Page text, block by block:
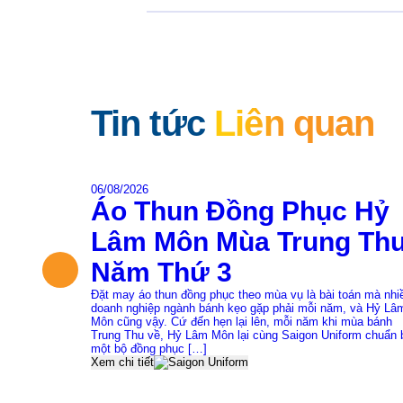
Tin tức Liên quan
06/08/2026
Áo Thun Đồng Phục Hỷ
Lâm Môn Mùa Trung
Năm Thứ 3
Đặt may áo thun đồng phục theo mùa vụ là bài toán mà
doanh nghiệp ngành bánh kẹo gặp phải mỗi năm, và Hỷ
Môn cũng vậy. Cứ đến hẹn lại lên, mỗi năm khi mùa bánh
Trung Thu về, Hỷ Lâm Môn lại cùng Saigon Uniform chuẩn
một bộ đồng phục […]
Xem chi tiết